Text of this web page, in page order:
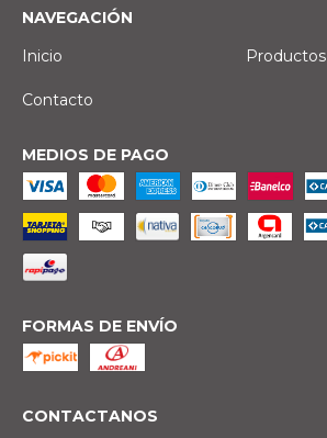
NAVEGACIÓN
Inicio
Productos
Contacto
MEDIOS DE PAGO
FORMAS DE ENVÍO
CONTACTANOS